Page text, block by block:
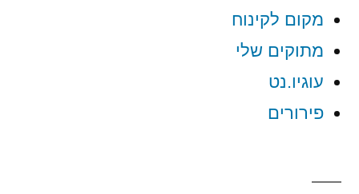
מקום לקינוח
מתוקים שלי
עוגיו.נט
פירורים